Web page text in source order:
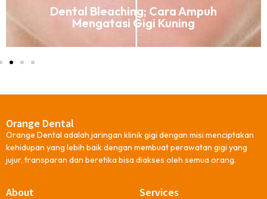
Dental Bleaching; Cara Ampuh
Mengatasi Gigi Kuning
Orange Dental
Orange Dental adalah jaringan klinik gigi dengan misi menciptakan
kehidupan yang lebih baik dengan membuat perawatan gigi yang
jujur, transparan dan beretika bisa diakses oleh semua orang.
About Services